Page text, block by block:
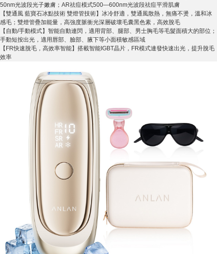
50nm光波段光子嫩膚；AR祛痘模式500—600nm光波段祛痘平滑肌膚
【雙通風 藍寶石冰點技術 雙燈管技術】冰冷舒適，雙通風散熱，無痛不燙，溫和冰
感毛；雙燈管疊加能量，高強度脈衝光深層破壞毛囊黑色素，高效脫毛
【自動/手動模式】智能自動連閃，適用背部、腿部、男士胸毛等毛髮面積大的部位；
手動短按出光，適用唇部、臉部、腋下等小面積敏感區域
【FR快速脫毛，高效率智能】搭載智能IGBT晶片，FR模式連發快速出光，提升脫毛
效率